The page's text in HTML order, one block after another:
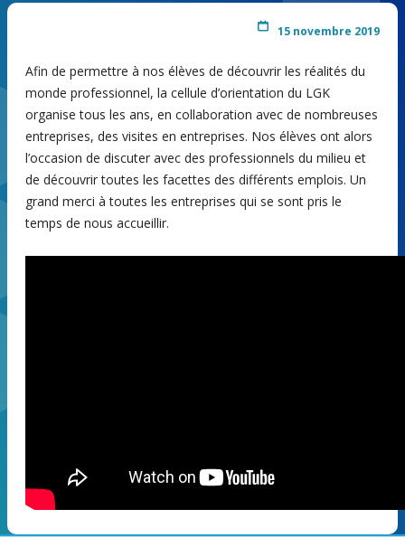
15 novembre 2019
Afin de permettre à nos élèves de découvrir les réalités du
monde professionnel, la cellule d’orientation du LGK
organise tous les ans, en collaboration avec de nombreuses
entreprises, des visites en entreprises. Nos élèves ont alors
l’occasion de discuter avec des professionnels du milieu et
de découvrir toutes les facettes des différents emplois. Un
grand merci à toutes les entreprises qui se sont pris le
temps de nous accueillir.